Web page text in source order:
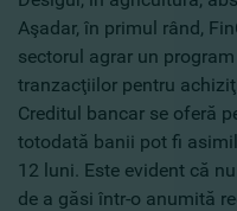
Aşadar, în primul rând,
sectorul agrar un
tranzacţiilor pentru
Creditul bancar se oferă
totodată banii pot fi
12 luni. Este evident că
de a găsi într-o anumită